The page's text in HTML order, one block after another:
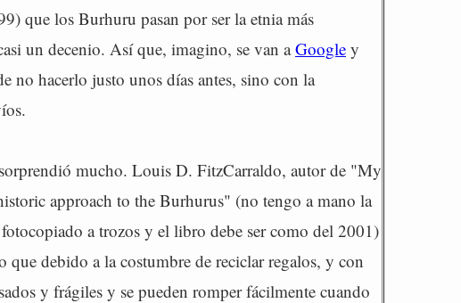
que los Burhuru pasan por ser la etnia más
un decenio. Así que, imagino, se van aGoogle y
no hacerlo justo unos días antes, sino con la
mucho. Louis D. FitzCarraldo, autor de "My
approach to the Burhurus" (no tengo a mano la
a trozos y el libro debe ser como del 2001)
que debido a la costumbre de reciclar regalos, y con
y frágiles y se pueden romper fácilmente cuando